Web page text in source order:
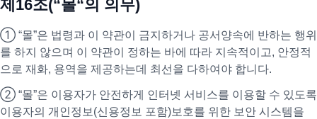
제16조(“몰“의 의무)
① “몰”은 법령과 이 약관이 금지하거나 공서양속에 반하는 행위
를 하지 않으며 이 약관이 정하는 바에 따라 지속적이고, 안정적
으로 재화, 용역을 제공하는데 최선을 다하여야 합니다.
② “몰”은 이용자가 안전하게 인터넷 서비스를 이용할 수 있도록
이용자의 개인정보(신용정보 포함)보호를 위한 보안 시스템을